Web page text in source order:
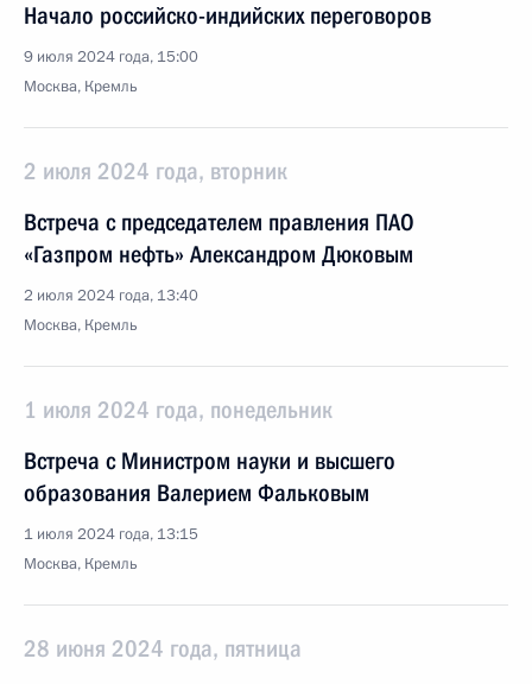
Начало российско-индийских переговоров
9 июля 2024 года, 15:00
Москва, Кремль
2 июля 2024 года, вторник
Встреча с председателем правления ПАО
«Газпром нефть» Александром Дюковым
2 июля 2024 года, 13:40
Москва, Кремль
1 июля 2024 года, понедельник
Встреча с Министром науки и высшего
образования Валерием Фальковым
1 июля 2024 года, 13:15
Москва, Кремль
28 июня 2024 года, пятница